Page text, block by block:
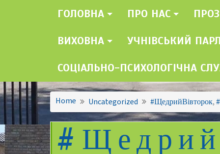
ГОЛОВНА ПРО НАС
ВИХОВНА УЧНІВСЬКИЙ
СОЦІАЛЬНО-ПСИХОЛОГІЧНА
Home Uncategorized #ЩедрийВівторок,